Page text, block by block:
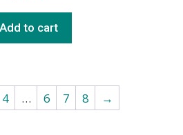
Add to cart
4 … 6 7 8 →